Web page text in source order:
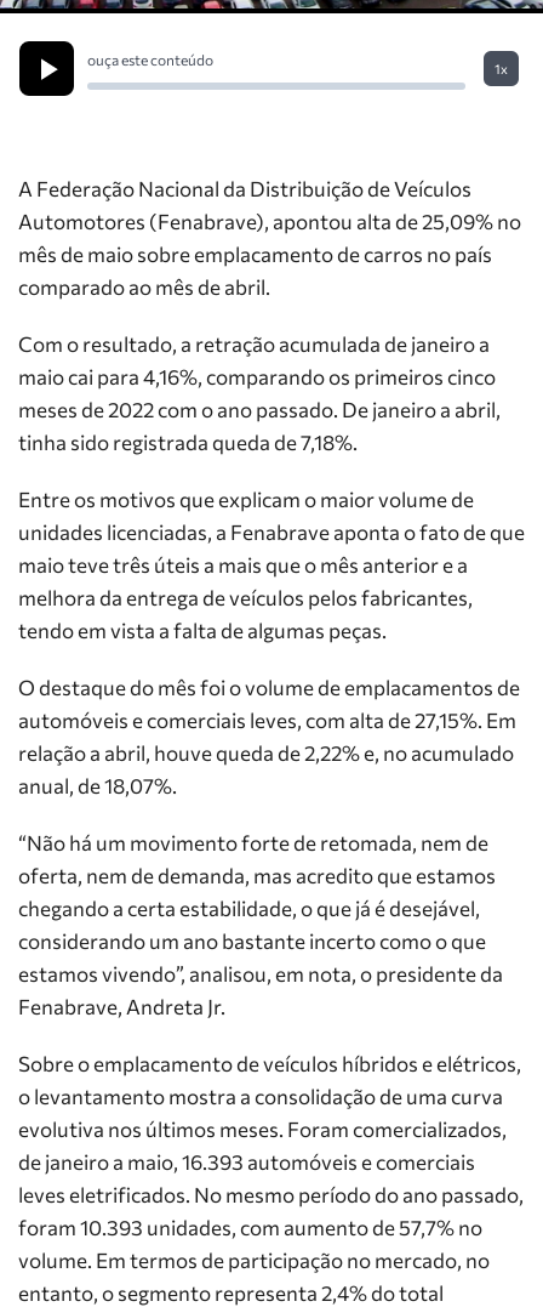
ouça este conteúdo
1x
A Federação Nacional da Distribuição de Veículos
Automotores (Fenabrave), apontou alta de25,09% no
mês de maio sobreemplacamento de carros no país
comparado ao mês de abril.
Com o resultado, a retração acumulada de janeiro a
maio cai para 4,16%, comparando os primeiros cinco
meses de 2022 com o ano passado. De janeiro a abril,
tinha sido registrada queda de 7,18%.
Entre os motivos que explicam o maior volume de
unidades licenciadas, a Fenabrave aponta o fato de que
maio teve três úteis a mais que o mês anterior e a
melhora da entrega de veículos pelos fabricantes,
tendo em vista a falta de algumas peças.
O destaque do mês foi o volume de emplacamentos de
automóveis e comerciais leves, com alta de 27,15%. Em
relação a abril, houve queda de 2,22% e, no acumulado
anual, de 18,07%.
“Não há um movimento forte de retomada, nem de
oferta, nem de demanda, mas acredito que estamos
chegando a certa estabilidade, o que já é desejável,
considerando um ano bastante incerto como o que
estamos vivendo”, analisou, em nota, o presidente da
Fenabrave, Andreta Jr.
Sobre o emplacamento de veículos híbridos e elétricos,
o levantamento mostra a consolidação de uma curva
evolutiva nos últimos meses. Foram comercializados,
de janeiro a maio, 16.393 automóveis e comerciais
leves eletrificados. No mesmo período do ano passado,
foram 10.393 unidades, com aumento de 57,7% no
volume. Em termos de participação no mercado, no
entanto, o segmento representa 2,4% do total